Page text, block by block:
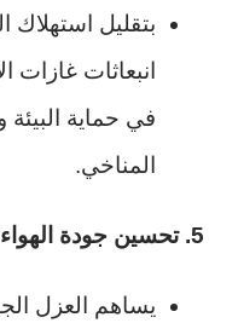
بتقليل استهلاك
انبعاثات غازات
في حماية البيئة
المناخي.
5. تحسين جودة الهواء الداخلي:
يساهم العزل